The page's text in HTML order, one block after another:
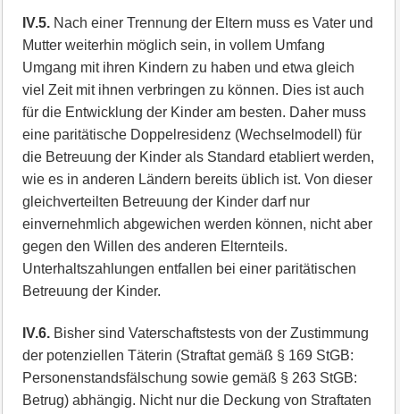
IV.5. Nach einer Trennung der Eltern muss es Vater und
Mutter weiterhin möglich sein, in vollem Umfang
Umgang mit ihren Kindern zu haben und etwa gleich
viel Zeit mit ihnen verbringen zu können. Dies ist auch
für die Entwicklung der Kinder am besten. Daher muss
eine paritätische Doppelresidenz (Wechselmodell) für
die Betreuung der Kinder als Standard etabliert werden,
wie es in anderen Ländern bereits üblich ist. Von dieser
gleichverteilten Betreuung der Kinder darf nur
einvernehmlich abgewichen werden können, nicht aber
gegen den Willen des anderen Elternteils.
Unterhaltszahlungen entfallen bei einer paritätischen
Betreuung der Kinder.
IV.6. Bisher sind Vaterschaftstests von der Zustimmung
der potenziellen Täterin (Straftat gemäß § 169 StGB:
Personenstandsfälschung sowie gemäß § 263 StGB:
Betrug) abhängig. Nicht nur die Deckung von Straftaten